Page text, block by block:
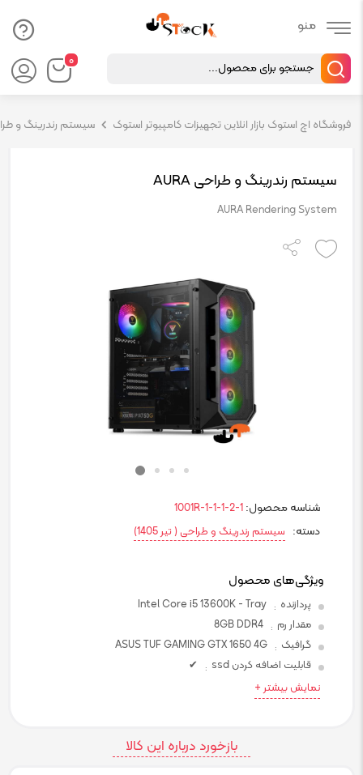
۰
Products
search
فروشگاه اچ استوک بازار انلاین تجهیزات کامپیوتر استوک سیستم رندرینگ و طراحی
سیستم رندرینگ و طراحی AURA
AURA Rendering System
شناسه محصول: 1001R-1-1-1-2-1
دسته: سیستم رندرینگ و طراحی ( تیر 1405)
ویژگی‌های محصول
پردازنده :
Intel Core i5 13600K - Tray
مقدار رم :
8GB DDR4
گرافیک :
ASUS TUF GAMING GTX 1650 4G
قابلیت اضافه کردن ssd
:
✔
نمایش بیشتر +
بازخورد درباره این کالا